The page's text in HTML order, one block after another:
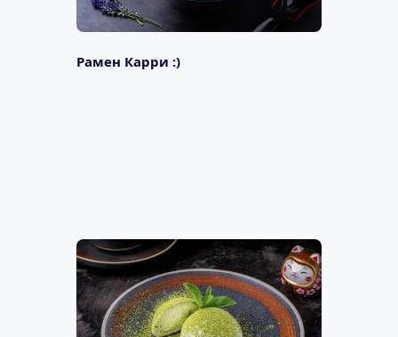
Рамен Карри :)